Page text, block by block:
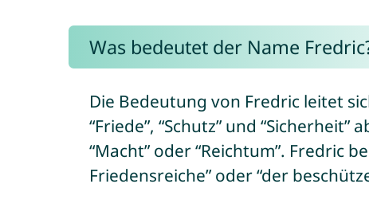
Was bedeutet der Name
Die Bedeutung von Fredric leitet
“Friede”, “Schutz” und
“Macht” oder “Reichtum”. Fredric
Friedensreiche” oder “der